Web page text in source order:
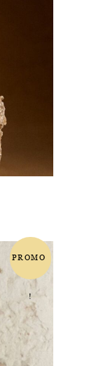
PROMO
!